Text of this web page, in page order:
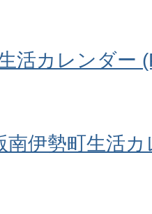
活カレンダー
南伊勢町生活